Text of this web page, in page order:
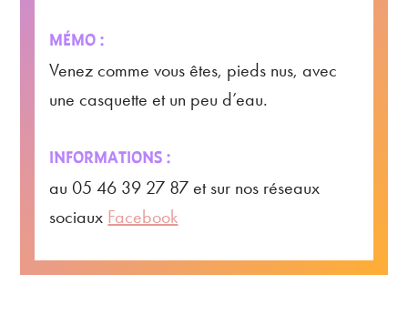
MÉMO :
Venez comme vous êtes, pieds nus, avec
une casquette et un peu d’eau.
INFORMATIONS :
au 05 46 39 27 87 et sur nos réseaux
sociaux Facebook